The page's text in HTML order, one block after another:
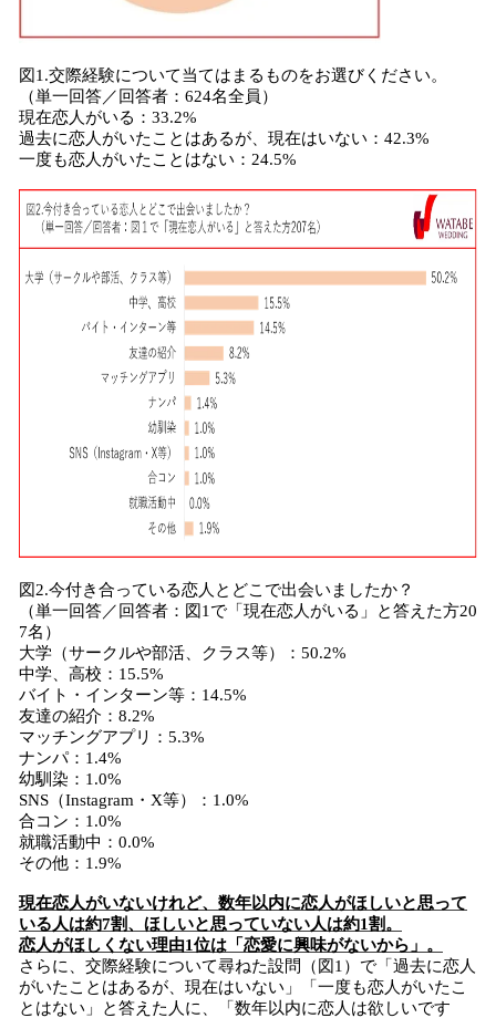
図1.交際経験について当てはまるものをお選びください。
（単一回答／回答者：624名全員）
現在恋人がいる：33.2%
過去に恋人がいたことはあるが、現在はいない：42.3%
一度も恋人がいたことはない：24.5%
図2.今付き合っている恋人とどこで出会いましたか？
（単一回答／回答者：図1で「現在恋人がいる」と答えた方20
7名）
大学（サークルや部活、クラス等）：50.2%
中学、高校：15.5%
バイト・インターン等：14.5%
友達の紹介：8.2%
マッチングアプリ：5.3%
ナンパ：1.4%
幼馴染：1.0%
SNS（Instagram・X等）：1.0%
合コン：1.0%
就職活動中：0.0%
その他：1.9%
現在恋人がいないけれど、数年以内に恋人がほしいと思って
いる人は約7割、ほしいと思っていない人は約1割。
恋人がほしくない理由1位は「恋愛に興味がないから」。
さらに、交際経験について尋ねた設問（図1）で「過去に恋人
がいたことはあるが、現在はいない」「一度も恋人がいたこ
とはない」と答えた人に、「数年以内に恋人は欲しいです